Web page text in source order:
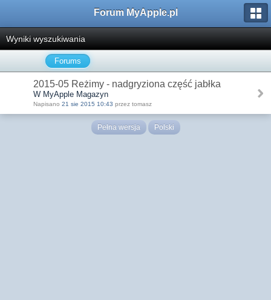
Forum MyApple.pl
Wyniki wyszukiwania
Forums
2015-05 Reżimy - nadgryziona część jabłka
W MyApple Magazyn
Napisano 21 sie 2015 10:43 przez tomasz
Pełna wersja Polski